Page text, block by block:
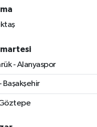
- Alanyaspor
Başakşehir